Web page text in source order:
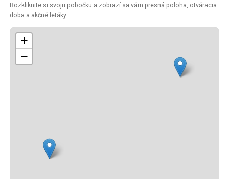
Rozkliknite si svoju pobočku a zobrazí sa vám presná poloha, otváracia
doba a akčné letáky.
+
−